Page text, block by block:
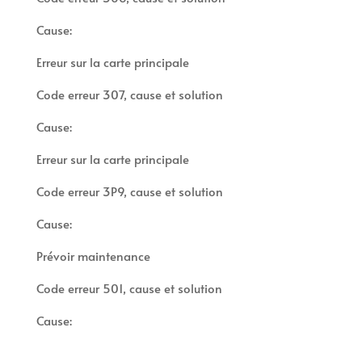
Cause:
Erreur sur la carte principale
Code erreur 307, cause et solution
Cause:
Erreur sur la carte principale
Code erreur 3P9, cause et solution
Cause:
Prévoir maintenance
Code erreur 501, cause et solution
Cause: